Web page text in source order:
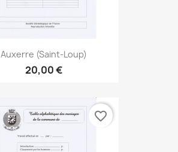
Auxerre (Saint-Loup)
20,00 €
favorite_border